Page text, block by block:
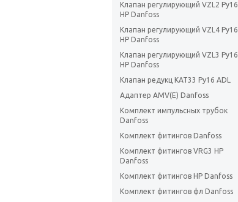
Клапан регулирующий VZL2 Ру16
НР Danfoss
Клапан регулирующий VZL4 Ру16
НР Danfoss
Клапан регулирующий VZL3 Ру16
НР Danfoss
Клапан редукц КАТ33 Ру16 ADL
Адаптер AMV(E) Danfoss
Комплект импульсных трубок
Danfoss
Комплект фитингов Danfoss
Комплект фитингов VRG3 НР
Danfoss
Комплект фитингов НР Danfoss
Комплект фитингов фл Danfoss